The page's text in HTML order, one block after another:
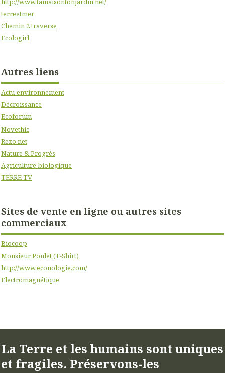
terreetmer
Chemin 2 traverse
Ecologirl
Autres liens
Actu-environnement
Décroissance
Ecoforum
Novethic
Rezo.net
Nature & Progrès
Agriculture biologique
TERRE TV
Sites de vente en ligne ou autres sites
commerciaux
Biocoop
Monsieur Poulet (T-Shirt)
http://www.econologie.com/
Electromagnétique
La Terre et les humains sont uniques
et fragiles. Préservons-les